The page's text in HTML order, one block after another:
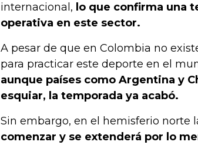
internacional, lo que confirma una
operativa en este sector.
A pesar de que en Colombia no
para practicar este deporte en el
aunque países como Argentina y
esquiar, la temporada ya acabó.
Sin embargo, en el hemisferio norte
comenzar y se extenderá por lo